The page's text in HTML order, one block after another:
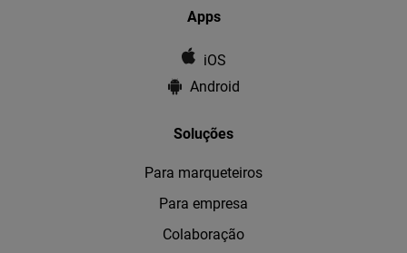
Apps
iOS
Android
Soluções
Para marqueteiros
Para empresa
Colaboração